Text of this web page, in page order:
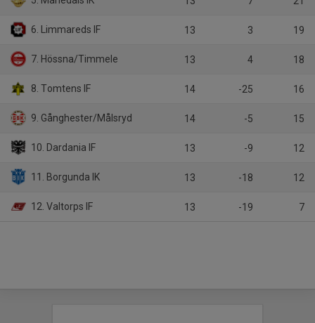
6. Limmareds IF 13 3 19
7. Hössna/Timmele 13 4 18
8. Tomtens IF 14 -25 16
9. Gånghester/Målsryd 14 -5 15
10. Dardania IF 13 -9 12
11. Borgunda IK 13 -18 12
12. Valtorps IF 13 -19 7